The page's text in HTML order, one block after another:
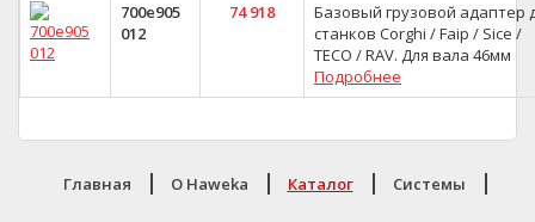
700e905
012
74 918
Базовый грузовой адаптер
станков Corghi / Faip / Sice /
TECO / RAV. Для вала 46мм
Подробнее
Главная O Haweka Каталог Системы